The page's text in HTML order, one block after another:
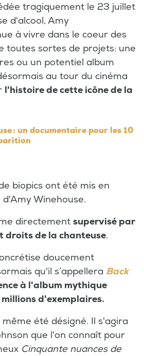
tragiquement le 23 juillet
d'alcool, Amy
à vivre dans le coeur des
toutes sortes de projets: une
ou un potentiel album
au tour du cinéma
l'histoire de cette icône de la
: un documentaire pour les 10
biopics ont été mis en
Winehouse.
directement supervisé par
droits de la chanteuse.
doucement
qu'il s’appellera Back
à l'album mythique
d'exemplaires.
été désigné. Il s'agira
que l'on connaît pour
Cinquante nuances de